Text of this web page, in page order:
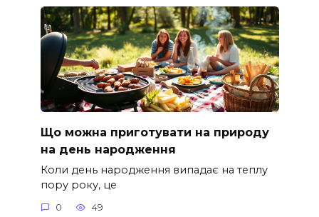
Що можна приготувати на природу
на день народження
Коли день народження випадає на теплу
пору року, це
0 49